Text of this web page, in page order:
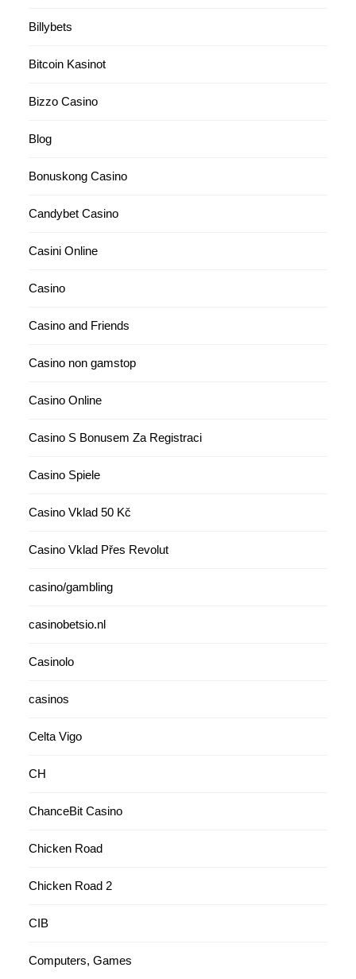
Billybets
Bitcoin Kasinot
Bizzo Casino
Blog
Bonuskong Casino
Candybet Casino
Casini Online
Casino
Casino and Friends
Casino non gamstop
Casino Online
Casino S Bonusem Za Registraci
Casino Spiele
Casino Vklad 50 Kč
Casino Vklad Přes Revolut
casino/gambling
casinobetsio.nl
Casinolo
casinos
Celta Vigo
CH
ChanceBit Casino
Chicken Road
Chicken Road 2
CIB
Computers, Games